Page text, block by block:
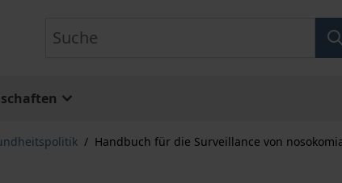
/ Handbuch für die Surveillance von